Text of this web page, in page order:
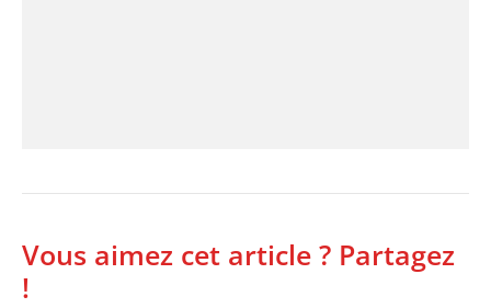
Vous aimez cet article ? Partagez
!